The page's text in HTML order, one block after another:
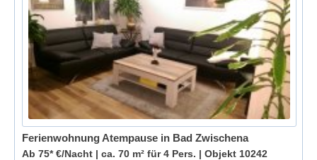
Ferienwohnung Atempause in Bad Zwischena
Ab 75* €/Nacht | ca. 70 m² für 4 Pers. | Objekt 10242